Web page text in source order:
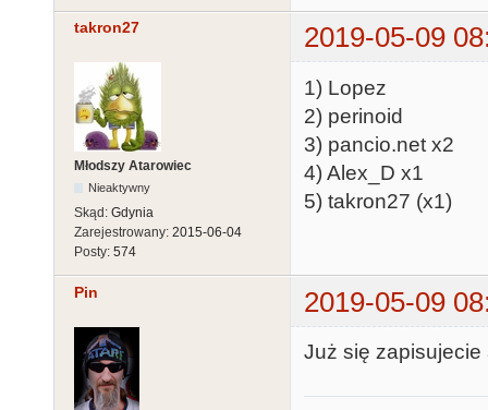
takron27 2019-05-09
Młodszy Atarowiec
Nieaktywny
Skąd: Gdynia
Zarejestrowany: 2015-06-04
Posty: 574
1) Lopez
2) perinoid
3) pancio.net x2
4) Alex_D x1
5) takron27 (x1)
Pin 2019-05-09
Już się zapisujecie